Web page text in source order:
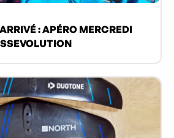
: APÉRO MERCREDI